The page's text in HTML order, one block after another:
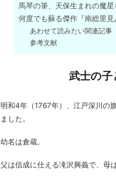
馬琴の筆、天保生まれの魔星
何度でも蘇る傑作『南総里見
あわせて読みたい関連記事
参考文献
武士の
明和4年（1767年）、江戸深川の
ました。
幼名は倉蔵。
父は信成に仕える滝沢興義で、母